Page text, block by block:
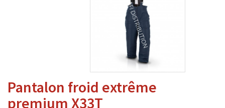
Pantalon froid extrême
premium X33T